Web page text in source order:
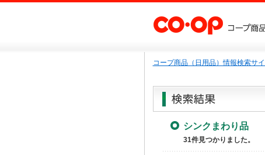
コープ商品（日用品）情報検索サ
シンクまわり品
31件見つかりました。